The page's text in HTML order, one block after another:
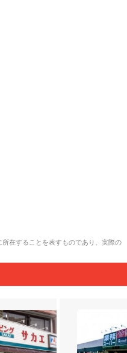
在することを表すものであり、実際の